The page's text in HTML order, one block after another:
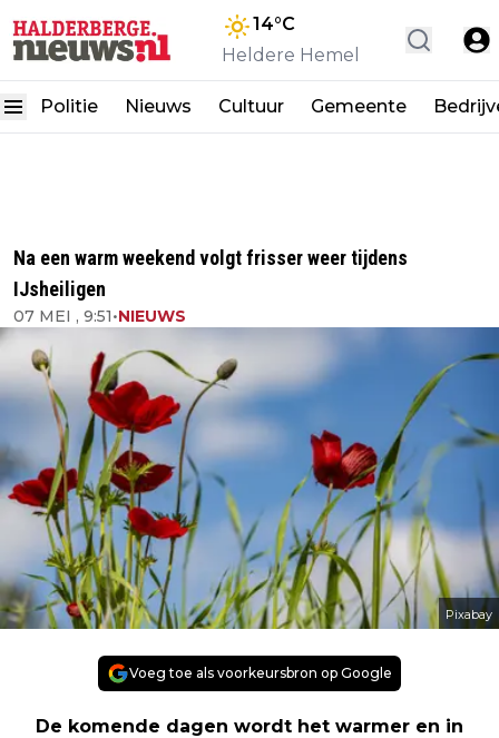
14°C
Heldere Hemel
Politie Nieuws Cultuur Gemeente
Na een warm weekend volgt frisser weer tijdens
IJsheiligen
07 MEI , 9:51•NIEUWS
Pixabay
Voeg toe als voorkeursbron op Google
De komende dagen wordt het warmer en in